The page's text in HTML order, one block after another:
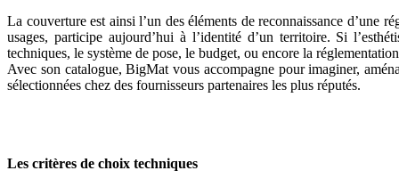
La couverture est ainsi l’un des éléments de reconnaissance d’une
usages, participe aujourd’hui à l’identité d’un territoire. Si
techniques, le système de pose, le budget, ou encore la
Avec son catalogue, BigMat vous accompagne pour imaginer,
sélectionnées chez des fournisseurs partenaires les plus réputés.
Les critères de choix techniques